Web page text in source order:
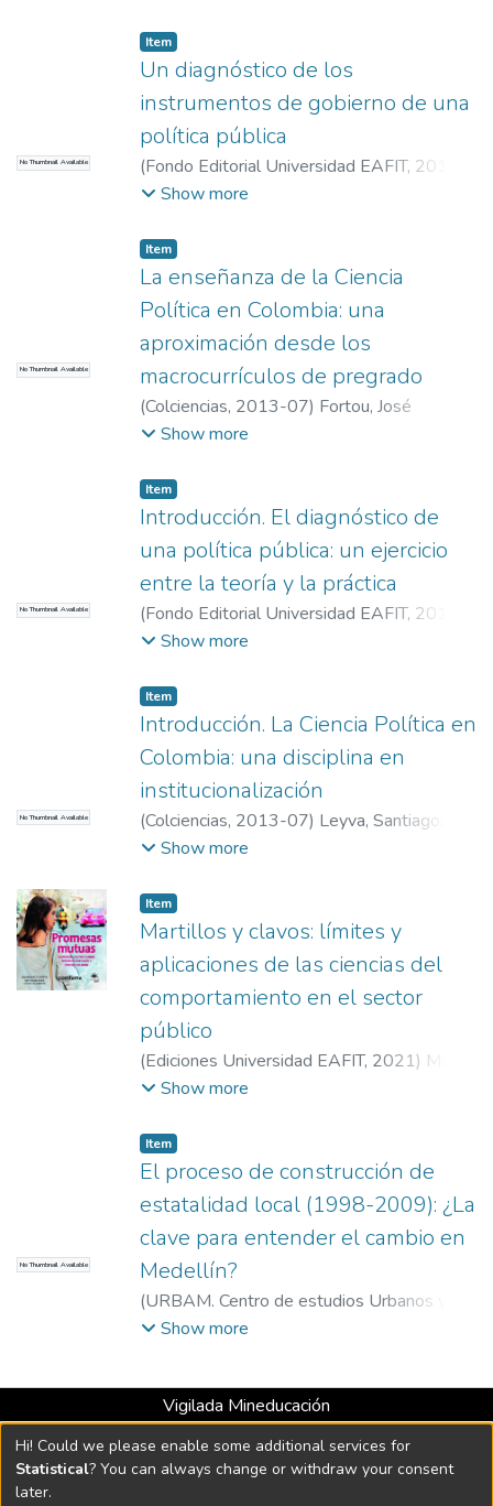
Gobierno y Ciencias Políticas, Universidad
EAFIT;Universidad EAFIT. Departamento
de Humanidades
Santiago Leyva
(sleyvabo@eafit.edu.co);Sociedad, Política
e Historias Conectadas
No Thumbnail Available
Item
Un diagnóstico de los
instrumentos de gobierno de una
política pública
(Fondo Editorial Universidad EAFIT, 2015-
10)Leyva, Santiago
Gobierno y Ciencias Políticas, Universidad
EAFIT;Universidad EAFIT. Departamento
de Humanidades ; Santiago Leyva
(sleyvabo@eafit.edu.co);Sociedad, Política
e Historias Conectadas
Show more
No Thumbnail Available
Item
La enseñanza de la Ciencia
Política en Colombia: una
aproximación desde los
macrocurrículos de pregrado
(Colciencias, 2013-07) Fortou, José
Antonio;Leyva, Santiago
Departamento de Gobierno y Ciencias
Políticas, Universidad EAFIT;Universidad
EAFIT. Departamento de Humanidades
Santiago Leyva (sleyvabo@eafit.edu.co)
Sociedad, Política e Historias Conectadas
Show more
No Thumbnail Available
Item
Introducción. El diagnóstico de
una política pública: un ejercicio
entre la teoría y la práctica
(Fondo Editorial Universidad EAFIT, 2015-
08)Leyva, Santiago
Políticas, Universidad EAFIT
EAFIT. Departamento de Humanidades;
Santiago Leyva (sleyvabo@eafit.edu.co)
Sociedad, Política e Historias Conectadas
Show more
No Thumbnail Available
Item
Introducción. La Ciencia Política en
Colombia: una disciplina en
institucionalización
(Colciencias, 2013-07) Leyva, Santiago
Profesor, Departamento de Gobierno y
Universidad EAFIT. Departamento de
Humanidades ;Santiago Leyva
(sleyvabo@eafit.edu.co)
Sociedad, Política
e Historias Conectadas
Show more
Item
Martillos y clavos: límites y
aplicaciones de las ciencias del
comportamiento en el sector
público
(Ediciones Universidad EAFIT, 2021) Mazo-
Zapata, Julián;
Economía y Gobierno
Investigación Políticas y Desarrollo
Show more
No Thumbnail Available
Item
El proceso de construcción de
estatalidad local (1998-2009): ¿La
clave para entender el cambio en
Medellín?
(URBAM. Centro de estudios Urbanos y
Ambientales,2010-10
Universidad EAFIT. Departamento de
(sleyvabo@eafit.edu.co) ;
Sociedad, Política
Show more
Vigilada Mineducación
Universidad con Acreditación Institucional hasta 2026 -
Resolución MEN 2158 de 2018
Hi! Could we please enable some additional services for
Statistical? You can always change or withdraw your consent
later.